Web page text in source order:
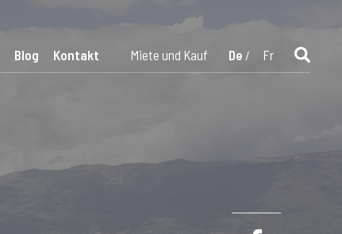
Blog Kontakt Miete und Kauf De Fr